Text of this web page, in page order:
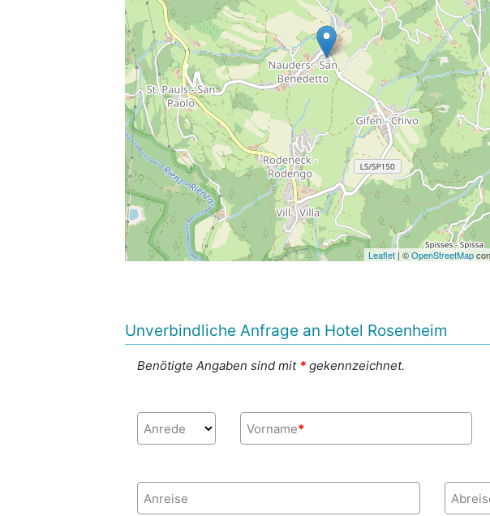
Leaflet| ©OpenStreetMap
Unverbindliche Anfrage an Hotel Rosenheim
Benötigte Angaben sind mit * gekennzeichnet.
Anrede Vorname*
Anreise